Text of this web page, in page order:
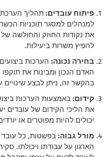
פיתוח עובדים:תהליך הערכת
למנהלים למסגר תוכניות
את נקודות החוזק והחולשה של
להפיץ משרות ביעילות.
בחירה נכונה: הערכות
האדם הנכון ומבינות את
בהקשר זה, ניתן לבצע
קידום: באמצעות הערכות
את הליכי הקידום של עובדים
יכולים להיות מפוטרים או
מורל גבוה:בפשטות, כל
הארגון על עבודתו ויכולתו.